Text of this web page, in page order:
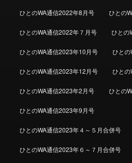
ひとのWA通信2022年8月号 ひとの
ひとのWA通信2022年７月号 ひとの
ひとのWA通信2023年10月号 ひと
ひとのWA通信2023年12月号 ひと
ひとのWA通信2023年2月号 ひとの
ひとのWA通信2023年9月号
ひとのWA通信2023年４～５月合併号
ひとのWA通信2023年６～７月合併号